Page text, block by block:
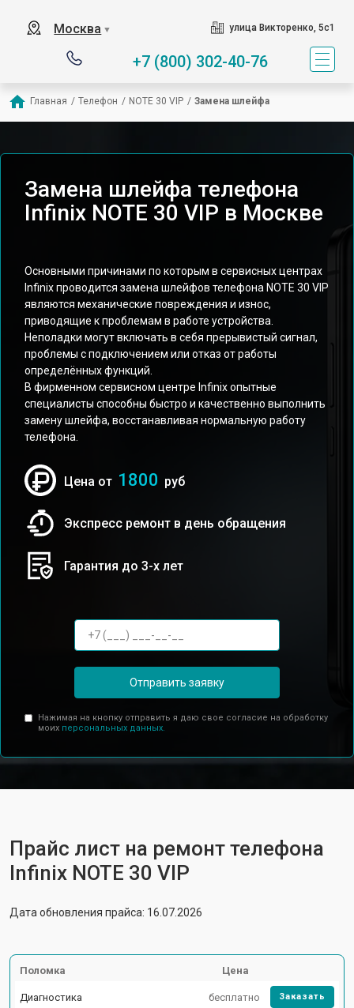
Москва ▼ улица Викторенко, 5с1
+7 (800) 302-40-76
Главная / Телефон / NOTE 30 VIP / Замена шлейфа
Замена шлейфа телефона
Infinix NOTE 30 VIP в Москве
Основными причинами по которым в сервисных центрах
Infinix проводится замена шлейфов телефона NOTE 30 VIP
являются механические повреждения и износ,
приводящие к проблемам в работе устройства.
Неполадки могут включать в себя прерывистый сигнал,
проблемы с подключением или отказ от работы
определённых функций.
В фирменном сервисном центре Infinix опытные
специалисты способны быстро и качественно выполнить
замену шлейфа, восстанавливая нормальную работу
телефона.
Цена от 1800 руб
Экспресс ремонт в день обращения
Гарантия до 3-х лет
Отправить заявку
Нажимая на кнопку отправить я даю свое согласие на обработку
моих персональных данных.
Прайс лист на ремонт телефона
Infinix NOTE 30 VIP
Дата обновления прайса: 16.07.2026
Поломка Цена
Диагностика бесплатно Заказать